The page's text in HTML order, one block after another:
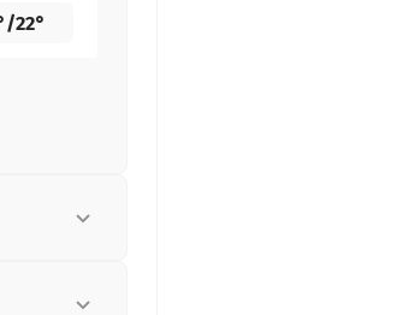
/22°